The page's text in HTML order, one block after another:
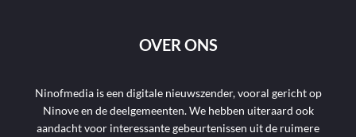
OVER ONS
Ninofmedia is een digitale nieuwszender, vooral gericht op
Ninove en de deelgemeenten. We hebben uiteraard ook
aandacht voor interessante gebeurtenissen uit de ruimere